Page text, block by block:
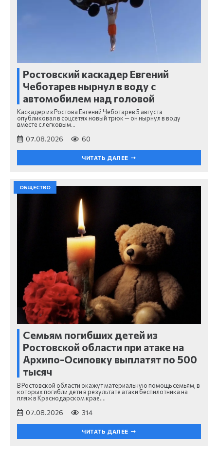
Ростовский каскадер Евгений
Чеботарев нырнул в воду с
автомобилем над головой
Каскадер из Ростова Евгений Чеботарев 5 августа
опубликовал в соцсетях новый трюк — он нырнул в воду
вместе с легковым…
07.08.2026 60
ЧИТАТЬ ДАЛЕЕ
ОБЩЕСТВО
Семьям погибших детей из
Ростовской области при атаке на
Архипо-Осиповку выплатят по 500
тысяч
В Ростовской области окажут материальную помощь семьям, в
которых погибли дети в результате атаки беспилотника на
пляж в Краснодарском крае.…
07.08.2026 314
ЧИТАТЬ ДАЛЕЕ